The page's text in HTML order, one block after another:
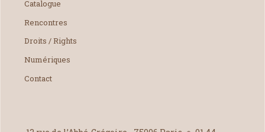
Catalogue
Rencontres
Droits / Rights
Numériques
Contact